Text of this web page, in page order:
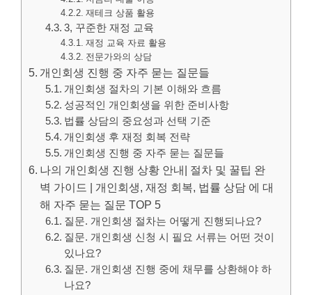
재테크 상품 활용
3, 꾸준한 재정 교육
재정 교육 자료 활용
전문가와의 상담
개인회생 진행 중 자주 묻는 질문들
개인회생 절차의 기본 이해와 흐름
성공적인 개인회생을 위한 준비사항
법률 상담의 중요성과 선택 기준
개인회생 후 재정 회복 전략
개인회생 진행 중 자주 묻는 질문들
나의 개인회생 진행 상황 안내| 절차 및 꿀팁 완
벽 가이드 | 개인회생, 재정 회복, 법률 상담 에 대
해 자주 묻는 질문 TOP 5
질문. 개인회생 절차는 어떻게 진행되나요?
질문. 개인회생 신청 시 필요 서류는 어떤 것이
있나요?
질문. 개인회생 진행 중에 채무를 상환해야 하
나요?